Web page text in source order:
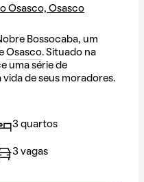
Osasco, Osasco
Bossocaba, um
Osasco. Situado na
uma série de
de seus moradores.
3 quartos
3 vagas